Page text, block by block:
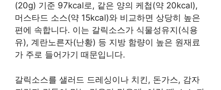
(20g) 기준 97kcal로, 같은 양의 케첩(약 20kcal),
머스타드 소스(약 15kcal)와 비교하면 상당히 높은
편에 속합니다. 이는 갈릭소스가 식물성유지(식용
유), 계란노른자(난황) 등 지방 함량이 높은 원재료
가 주로 들어가기 때문입니다.
갈릭소스를 샐러드 드레싱이나 치킨, 돈가스, 감자